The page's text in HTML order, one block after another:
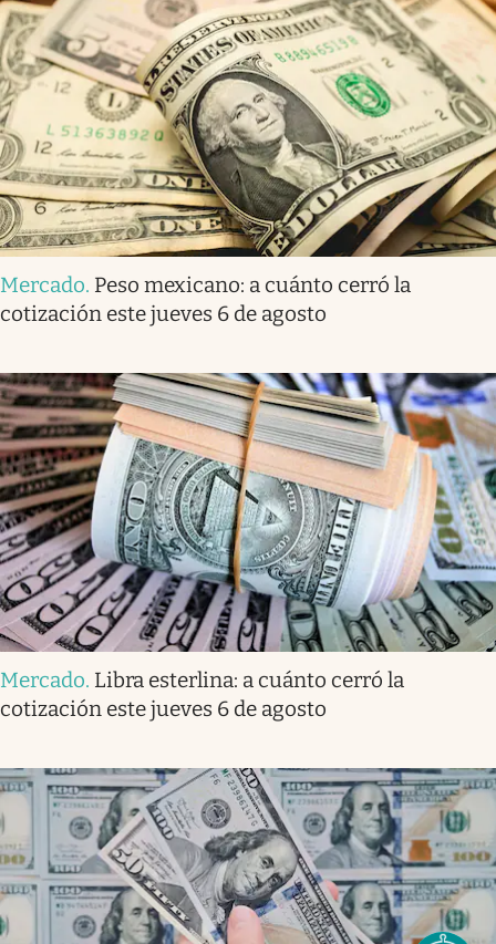
Mercado. Peso mexicano: a cuánto cerró la
cotización este jueves 6 de agosto
Mercado. Libra esterlina: a cuánto cerró la
cotización este jueves 6 de agosto